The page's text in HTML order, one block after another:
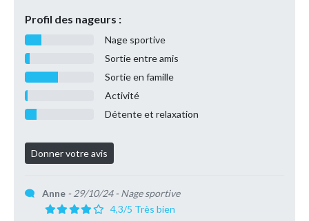
Profil des nageurs :
Nage sportive
Sortie entre amis
Sortie en famille
Activité
Détente et relaxation
Anne - 29/10/24- Nage sportive
4,3/5 Très bien